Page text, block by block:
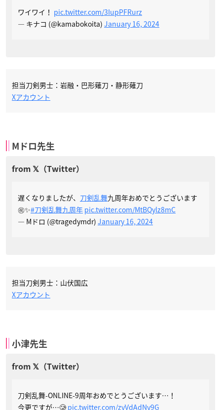
ワイワイ！ pic.twitter.com/3IupPFRurz
— キナコ (@kamabokoita) January 16, 2024
担当刀剣男士：岩融・巴形薙刀・静形薙刀
Xアカウント
Mドロ先生
遅くなりましたが、 刀剣乱舞九周年おめでとうございます
㊗️✨#刀剣乱舞九周年 pic.twitter.com/MtBQylz8mC
— Mドロ (@tragedymdr) January 16, 2024
担当刀剣男士：山伏国広
Xアカウント
小津先生
刀剣乱舞-ONLINE-9周年おめでとうございます…！
今更ですが…🥲 pic.twitter.com/zyVdAdNy9G